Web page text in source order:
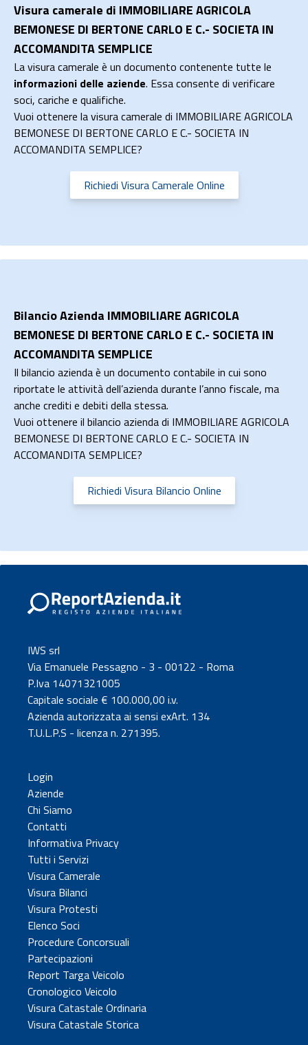
Visura camerale di IMMOBILIARE AGRICOLA
BEMONESE DI BERTONE CARLO E C.- SOCIETA IN
ACCOMANDITA SEMPLICE
La visura camerale è un documento contenente tutte le
informazioni delle aziende. Essa consente di verificare
soci, cariche e qualifiche.
Vuoi ottenere la visura camerale di IMMOBILIARE AGRICOLA
BEMONESE DI BERTONE CARLO E C.- SOCIETA IN
ACCOMANDITA SEMPLICE?
Richiedi Visura Camerale Online
Bilancio Azienda IMMOBILIARE AGRICOLA
BEMONESE DI BERTONE CARLO E C.- SOCIETA IN
ACCOMANDITA SEMPLICE
Il bilancio azienda è un documento contabile in cui sono
riportate le attività dell’azienda durante l’anno fiscale, ma
anche crediti e debiti della stessa.
Vuoi ottenere il bilancio azienda di IMMOBILIARE AGRICOLA
BEMONESE DI BERTONE CARLO E C.- SOCIETA IN
ACCOMANDITA SEMPLICE?
Richiedi Visura Bilancio Online
IWS srl
Via Emanuele Pessagno - 3 - 00122 - Roma
P.Iva 14071321005
Capitale sociale € 100.000,00 i.v.
Azienda autorizzata ai sensi exArt. 134
T.U.L.P.S - licenza n. 271395.
Login
Aziende
Chi Siamo
Contatti
Informativa Privacy
Tutti i Servizi
Visura Camerale
Visura Bilanci
Visura Protesti
Elenco Soci
Procedure Concorsuali
Partecipazioni
Report Targa Veicolo
Cronologico Veicolo
Visura Catastale Ordinaria
Visura Catastale Storica